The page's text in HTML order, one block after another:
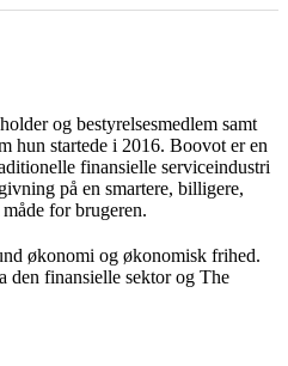
og bestyrelsesmedlem samt
hun startede i 2016. Boovot er en
finansielle serviceindustri
på en smartere, billigere,
for brugeren.
økonomi og økonomisk frihed.
den finansielle sektor og The